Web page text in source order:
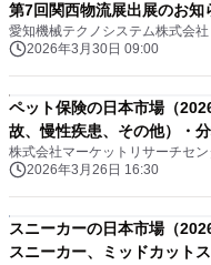
第7回関西物流展出展のお知
愛知機械テクノシステム株式会社
2026年3月30日 09:00
ペット保険の日本市場（
故、慢性疾患、その他）・
株式会社マーケットリサーチセン
2026年3月26日 16:30
スニーカーの日本市場（
スニーカー、ミッドカット